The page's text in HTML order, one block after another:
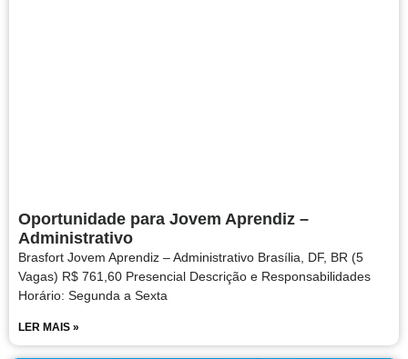
Oportunidade para Jovem Aprendiz –
Administrativo
Brasfort Jovem Aprendiz – Administrativo Brasília, DF, BR (5
Vagas) R$ 761,60 Presencial Descrição e Responsabilidades
Horário: Segunda a Sexta
LER MAIS »